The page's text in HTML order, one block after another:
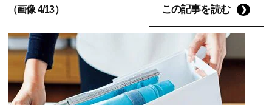
（画像 4/13） この記事を読む